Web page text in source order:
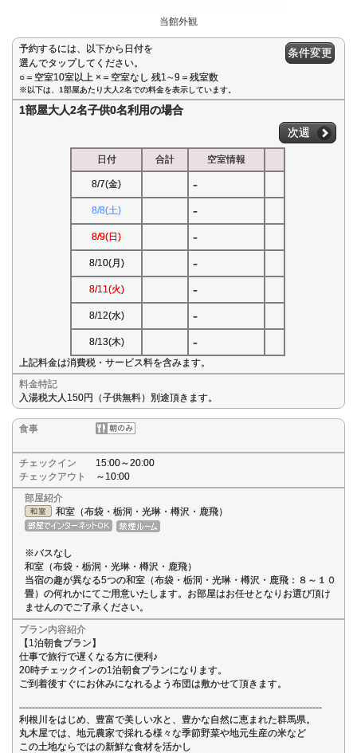
当館外観
予約するには、以下から日付を
選んでタップしてください。
○＝空室10室以上 ×＝空室なし 残1∼9＝残室数
条件変更
※以下は、1部屋あたり大人2名での料金を表示しています。
1部屋大人2名子供0名利用の場合
次週
日付 合計 空室情報
8/7(金) -
8/8(土) -
8/9(日) -
8/10(月) -
8/11(火) -
8/12(水) -
8/13(木) -
上記料金は消費税・サービス料を含みます。
料金特記
入湯税大人150円（子供無料）別途頂きます。
食事
チェックイン
15:00～20:00
チェックアウト
～10:00
部屋紹介
和室（布袋・栃洞・光琳・樽沢・鹿飛）
※バスなし
和室（布袋・栃洞・光琳・樽沢・鹿飛）
当宿の趣が異なる5つの和室（布袋・栃洞・光琳・樽沢・鹿飛：８～１０
畳）の何れかにてご用意いたします。お部屋はお任せとなりお選び頂け
ませんのでご了承ください。
プラン内容紹介
【1泊朝食プラン】
仕事で旅行で遅くなる方に便利♪
20時チェックインの1泊朝食プランになります。
ご到着後すぐにお休みになれるよう布団は敷かせて頂きます。
-----------------------------------------------------------------------------------------------
利根川をはじめ、豊富で美しい水と、豊かな自然に恵まれた群馬県。
丸木屋では、地元農家で採れる様々な季節野菜や地元生産の米など
この土地ならではの新鮮な食材を活かし